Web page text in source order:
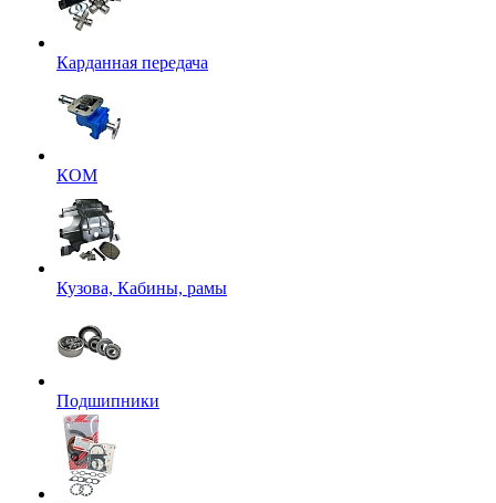
Карданная передача
КОМ
Кузова, Кабины, рамы
Подшипники